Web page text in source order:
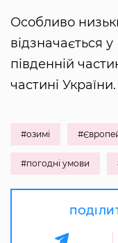
Особливо
відзначається у
південній
частині України.
#озимі
#погодні умови